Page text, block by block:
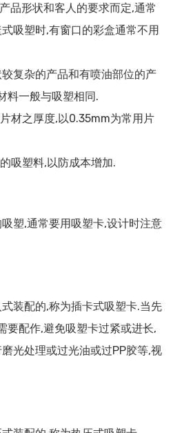
品形状和客人的要求而定,通常
吸塑时,有窗口的彩盒通常不用
复杂的产品和有喷油部位的产
料一般与吸塑相同.
材之厚度,以0.35mm为常用片
吸塑料,以防成本增加.
塑,通常要用吸塑卡,设计时注意
装配的,称为插卡式吸塑卡.当先
要配作,避免吸塑卡过紧或进长,
光处理或过光油或过PP胶等,视